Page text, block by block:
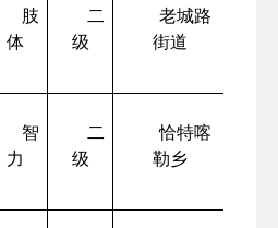
肢
体
二
级
老城路
街道
智
力
二
级
恰特喀
勒乡